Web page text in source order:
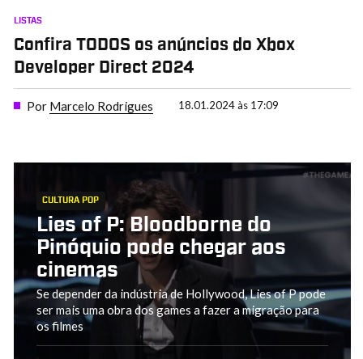
LISTAS
Confira TODOS os anúncios do Xbox
Developer Direct 2024
Por Marcelo Rodrigues 18.01.2024 às 17:09
CULTURA POP
Lies of P: Bloodborne do
Pinóquio pode chegar aos
cinemas
Se depender da indústria de Hollywood, Lies of P pode
ser mais uma obra dos games a fazer a migração para
os filmes